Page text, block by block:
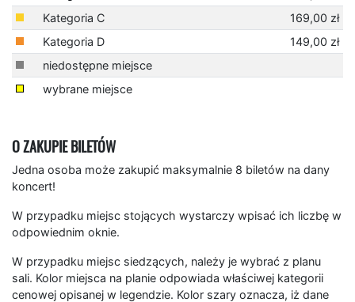
Kategoria C
169,00 zł
Kategoria D
149,00 zł
niedostępne miejsce
wybrane miejsce
O ZAKUPIE BILETÓW
Jedna osoba może zakupić maksymalnie 8 biletów na dany
koncert!
W przypadku miejsc stojących wystarczy wpisać ich liczbę w
odpowiednim oknie.
W przypadku miejsc siedzących, należy je wybrać z planu
sali. Kolor miejsca na planie odpowiada właściwej kategorii
cenowej opisanej w legendzie. Kolor szary oznacza, iż dane